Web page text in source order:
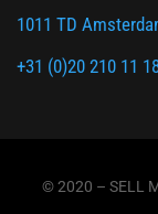
1011 TD
+31 (0)20 210 11
© 2020 – SELL